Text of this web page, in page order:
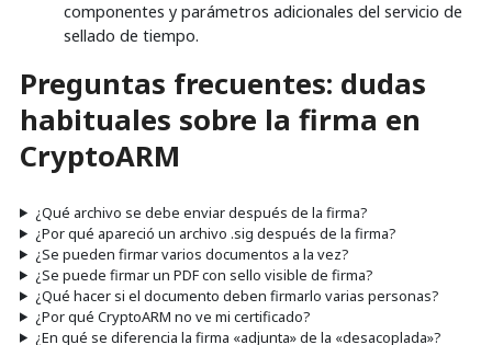
componentes y parámetros adicionales del servicio de
sellado de tiempo.
Preguntas frecuentes: dudas
habituales sobre la firma en
CryptoARM
¿Qué archivo se debe enviar después de la firma?
¿Por qué apareció un archivo .sig después de la firma?
¿Se pueden firmar varios documentos a la vez?
¿Se puede firmar un PDF con sello visible de firma?
¿Qué hacer si el documento deben firmarlo varias personas?
¿Por qué CryptoARM no ve mi certificado?
¿En qué se diferencia la firma «adjunta» de la «desacoplada»?